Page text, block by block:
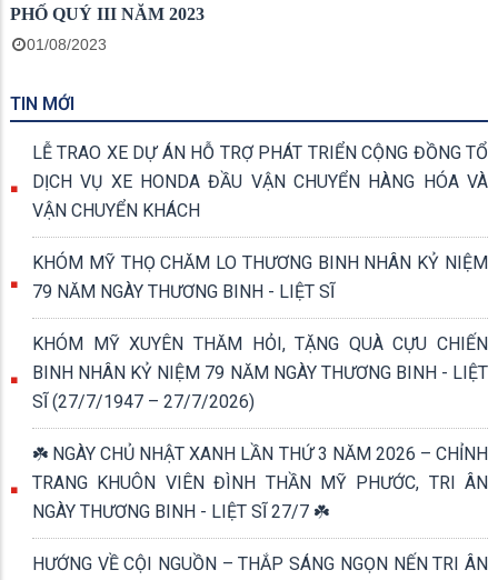
PHỐ QUÝ III NĂM 2023
01/08/2023
TIN MỚI
LỄ TRAO XE DỰ ÁN HỖ TRỢ PHÁT TRIỂN CỘNG ĐỒNG TỔ
DỊCH VỤ XE HONDA ĐẦU VẬN CHUYỂN HÀNG HÓA VÀ
VẬN CHUYỂN KHÁCH
KHÓM MỸ THỌ CHĂM LO THƯƠNG BINH NHÂN KỶ NIỆM
79 NĂM NGÀY THƯƠNG BINH - LIỆT SĨ
KHÓM MỸ XUYÊN THĂM HỎI, TẶNG QUÀ CỰU CHIẾN
BINH NHÂN KỶ NIỆM 79 NĂM NGÀY THƯƠNG BINH - LIỆT
SĨ (27/7/1947 – 27/7/2026)
☘️ NGÀY CHỦ NHẬT XANH LẦN THỨ 3 NĂM 2026 – CHỈNH
TRANG KHUÔN VIÊN ĐÌNH THẦN MỸ PHƯỚC, TRI ÂN
NGÀY THƯƠNG BINH - LIỆT SĨ 27/7 ☘️
HƯỚNG VỀ CỘI NGUỒN – THẮP SÁNG NGỌN NẾN TRI ÂN